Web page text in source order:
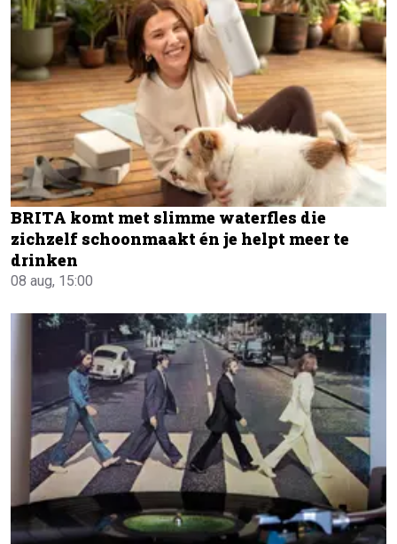
BRITA komt met slimme waterfles die
zichzelf schoonmaakt én je helpt meer te
drinken
08 aug, 15:00